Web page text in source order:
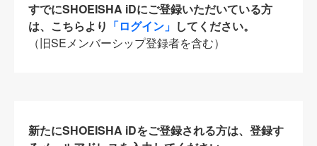
すでにSHOEISHA iDにご登録いただいている方
は、こちらより 「ログイン」 してください。
（旧SEメンバーシップ登録者を含む）
新たにSHOEISHA iDをご登録される方は、登録す